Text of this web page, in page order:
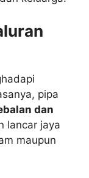
pipa
dan
lancar jaya
maupun